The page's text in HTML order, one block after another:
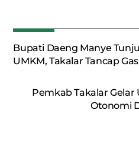
Bupati Daeng Manye
UMKM, Takalar Tancap
Pemkab Takalar
Otonomi